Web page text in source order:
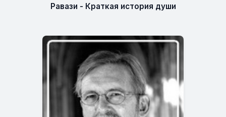
Равази - Краткая история души